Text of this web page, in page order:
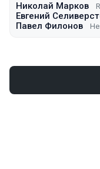
Николай Марков
Евгений
Павел Филонов